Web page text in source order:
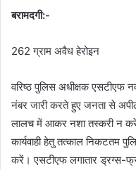
बरामदगी:-
262 ग्राम अवैध हेरोइन
वरिष्ठ पुलिस अधीक्षक एसटीएफ
नंबर जारी करते हुए जनता से
लालच में आकर नशा तस्करी न
कार्यवाही हेतु तत्काल निकटतम
करें। एसटीएफ लगातार ड्रग्स-